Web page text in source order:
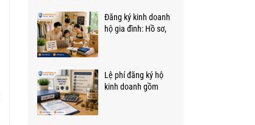
Đăng ký kinh doanh
hộ gia đình: Hồ sơ,
Lệ phí đăng ký hộ
kinh doanh gồm